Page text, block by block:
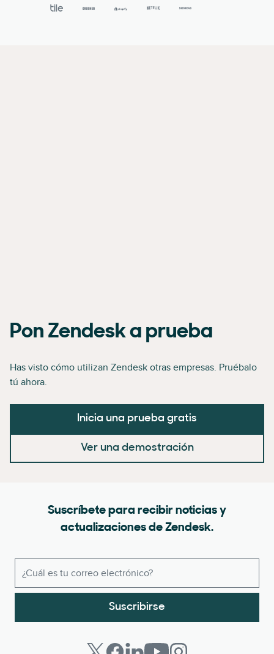
Pon Zendesk a prueba
Has visto cómo utilizan Zendesk otras empresas. Pruébalo
tú ahora.
Inicia una prueba gratis
Ver una demostración
Suscríbete para recibir noticias y
actualizaciones de Zendesk.
Suscribirse